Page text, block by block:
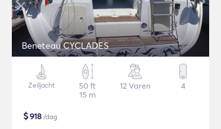
Beneteau CYCLADES
Zeiljacht
50 ft
15 m
12 Varen 4
$918 /dag